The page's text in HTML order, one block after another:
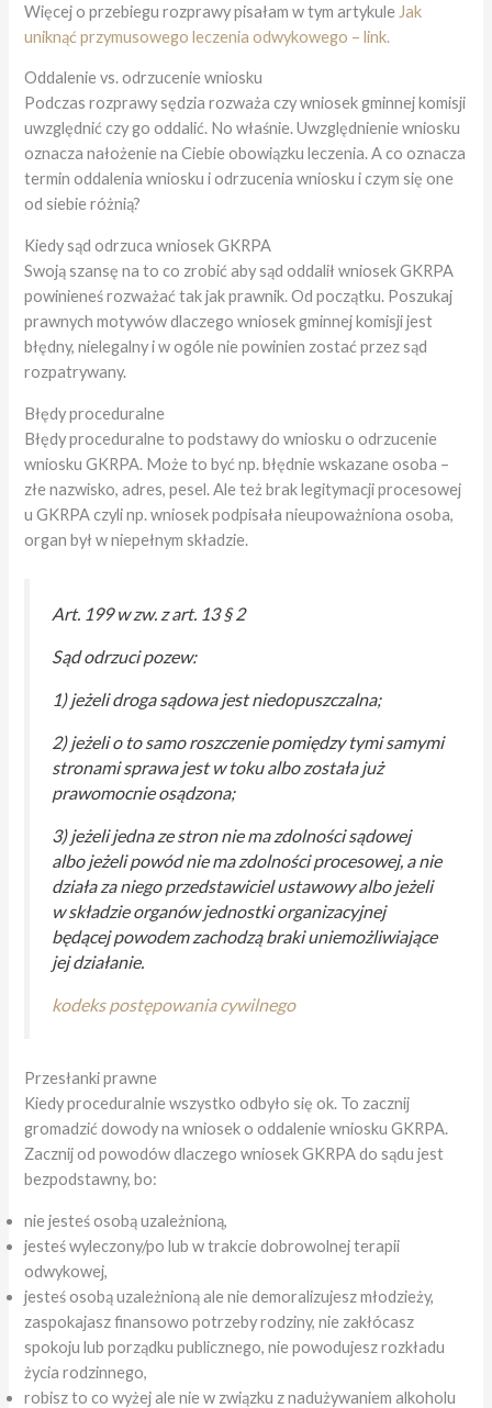
Więcej o przebiegu rozprawy pisałam w tym artykule Jak
uniknąć przymusowego leczenia odwykowego – link.
Oddalenie vs. odrzucenie wniosku
Podczas rozprawy sędzia rozważa czy wniosek gminnej komisji
uwzględnić czy go oddalić. No właśnie. Uwzględnienie wniosku
oznacza nałożenie na Ciebie obowiązku leczenia. A co oznacza
termin oddalenia wniosku i odrzucenia wniosku i czym się one
od siebie różnią?
Kiedy sąd odrzuca wniosek GKRPA
Swoją szansę na to co zrobić aby sąd oddalił wniosek GKRPA
powinieneś rozważać tak jak prawnik. Od początku. Poszukaj
prawnych motywów dlaczego wniosek gminnej komisji jest
błędny, nielegalny i w ogóle nie powinien zostać przez sąd
rozpatrywany.
Błędy proceduralne
Błędy proceduralne to podstawy do wniosku o odrzucenie
wniosku GKRPA. Może to być np. błędnie wskazane osoba –
złe nazwisko, adres, pesel. Ale też brak legitymacji procesowej
u GKRPA czyli np. wniosek podpisała nieupoważniona osoba,
organ był w niepełnym składzie.
Art. 199 w zw. z art. 13 § 2
Sąd odrzuci pozew:
1) jeżeli droga sądowa jest niedopuszczalna;
2) jeżeli o to samo roszczenie pomiędzy tymi samymi
stronami sprawa jest w toku albo została już
prawomocnie osądzona;
3) jeżeli jedna ze stron nie ma zdolności sądowej
albo jeżeli powód nie ma zdolności procesowej, a nie
działa za niego przedstawiciel ustawowy albo jeżeli
w składzie organów jednostki organizacyjnej
będącej powodem zachodzą braki uniemożliwiające
jej działanie.
kodeks postępowania cywilnego
Przesłanki prawne
Kiedy proceduralnie wszystko odbyło się ok. To zacznij
gromadzić dowody na wniosek o oddalenie wniosku GKRPA.
Zacznij od powodów dlaczego wniosek GKRPA do sądu jest
bezpodstawny, bo:
nie jesteś osobą uzależnioną,
jesteś wyleczony/po lub w trakcie dobrowolnej terapii
odwykowej,
jesteś osobą uzależnioną ale nie demoralizujesz młodzieży,
zaspokajasz finansowo potrzeby rodziny, nie zakłócasz
spokoju lub porządku publicznego, nie powodujesz rozkładu
życia rodzinnego,
robisz to co wyżej ale nie w związku z nadużywaniem alkoholu